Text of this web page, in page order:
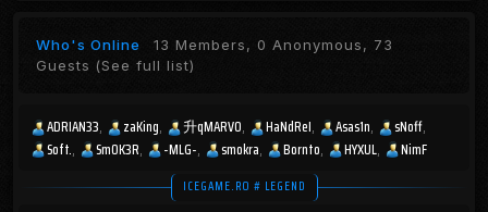
Who's Online 13 Members, 0 Anonymous, 73
Guests (See full list)
ADRIAN33 zaKing 升qMARV0 HaNdReI Asas1n
sNoff
Soft.
Sm0K3R -MLG- smokra Bornto HYXUL NimF
ICEGAME.RO # LEGEND